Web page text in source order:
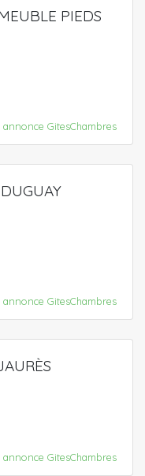
PIEDS
GitesChambres
GitesChambres
GitesChambres